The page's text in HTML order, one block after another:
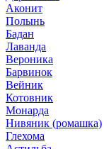
Аконит
Полынь
Бадан
Лаванда
Вероника
Барвинок
Вейник
Котовник
Монарда
Нивяник (ромашка)
Глехома